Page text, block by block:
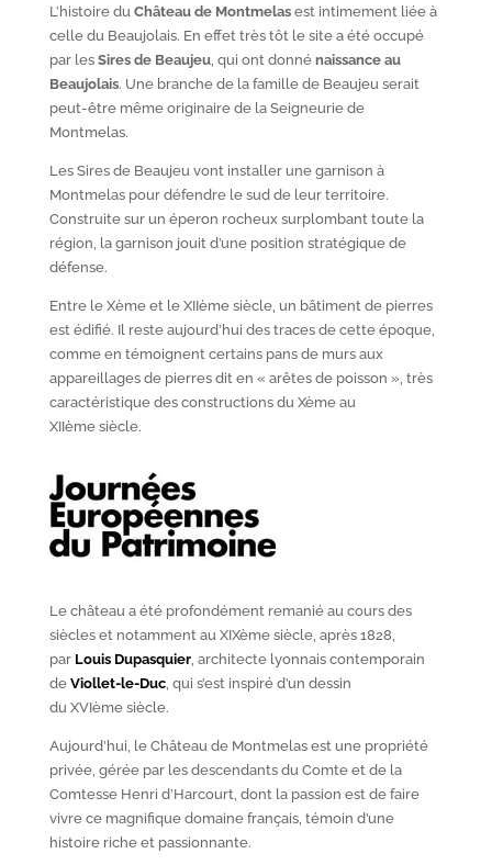
L’histoire duChâteau de Montmelasest intimement liée à
celle du Beaujolais. En effet très tôt le site a été occupé
par les Sires de Beaujeu, qui ont donné naissance au
Beaujolais. Une branche de la famille de Beaujeu serait
peut-être même originaire de la Seigneurie de
Montmelas.
Les Sires de Beaujeu vont installer une garnison à
Montmelas pour défendre le sud de leur territoire.
Construite sur un éperon rocheux surplombant toute la
région, la garnison jouit d’une position stratégique de
défense.
Entre le Xèmeet le XIIèmesiècle, un bâtiment de pierres
est édifié. Il reste aujourd’hui des traces de cette époque,
comme en témoignent certains pans de murs aux
appareillages de pierres dit en « arêtes de poisson », très
caractéristique des constructions du Xèmeau
XIIèmesiècle.
Le château a été profondément remanié au cours des
siècles et notamment au XIXèmesiècle, après 1828,
par Louis Dupasquier, architecte lyonnais contemporain
de Viollet-le-Duc, qui s’est inspiré d’un dessin
du XVIèmesiècle.
Aujourd’hui, le Château de Montmelas est une propriété
privée, gérée par les descendants du Comte et de la
Comtesse Henri d’Harcourt, dont la passion est de faire
vivre ce magnifique domaine français, témoin d’une
histoire riche et passionnante.